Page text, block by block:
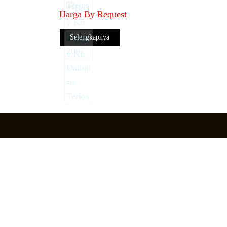
Harga By Request
Selengkapnya